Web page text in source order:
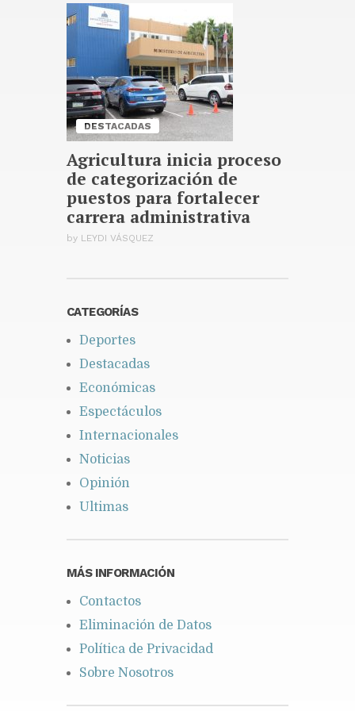
Khloé Kardashian encabeza un
nuevo programa de
telerrealidad enfocado en sus
amigas
Publicado hace 23 min
DESTACADAS
Agricultura inicia proceso
de categorización de
puestos para fortalecer
carrera administrativa
by LEYDI VÁSQUEZ
CATEGORÍAS
Deportes
Destacadas
Económicas
Espectáculos
Internacionales
Noticias
Opinión
Ultimas
MÁS INFORMACIÓN
Contactos
Eliminación de Datos
Política de Privacidad
Sobre Nosotros